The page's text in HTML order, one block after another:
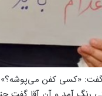
«کسی کفن می‌پوشه؟»